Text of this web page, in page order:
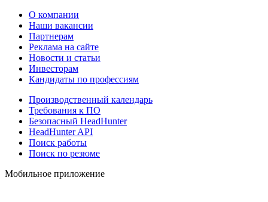
О компании
Наши вакансии
Партнерам
Реклама на сайте
Новости и статьи
Инвесторам
Кандидаты по профессиям
Производственный календарь
Требования к ПО
Безопасный HeadHunter
HeadHunter API
Поиск работы
Поиск по резюме
Мобильное приложение